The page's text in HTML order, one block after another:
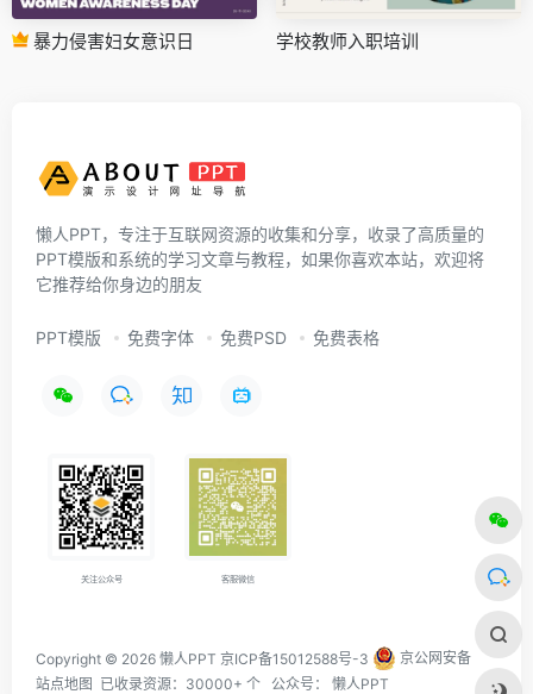
暴力侵害妇女意识日 学校教师入职培训
懒人PPT，专注于互联网资源的收集和分享，收录了高质量的
PPT模版和系统的学习文章与教程，如果你喜欢本站，欢迎将
它推荐给你身边的朋友
PPT模版 免费字体 免费PSD 免费表格
关注公众号 客服微信
Copyright © 2026 懒人PPT 京ICP备15012588号-3
京公网安备
站点地图 已收录资源：30000+ 个 公众号： 懒人PPT